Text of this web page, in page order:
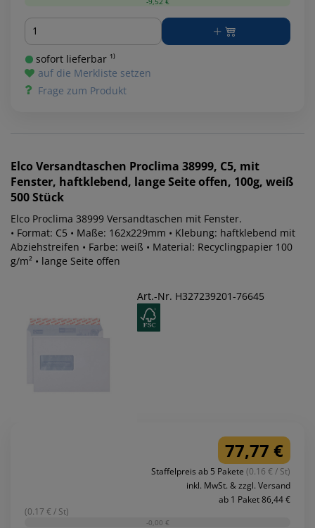
Menge
sofort lieferbar ¹⁾
auf die Merkliste setzen
Frage zum Produkt
Elco Versandtaschen Proclima 38999, C5, mit
Fenster, haftklebend, lange Seite offen, 100g, weiß
500 Stück
Elco Proclima 38999 Versandtaschen mit Fenster.
• Format: C5 • Maße: 162x229mm • Klebung: haftklebend mit
Abziehstreifen • Farbe: weiß • Material: Recyclingpapier 100
g/m² • lange Seite offen
Art.-Nr. H327239201-76645
77,77 €
Staffelpreis ab 5 Pakete (0.16 € / St)
inkl. MwSt. & zzgl. Versand
ab 1 Paket 86,44 €
(0.17 € / St)
-0,00 €